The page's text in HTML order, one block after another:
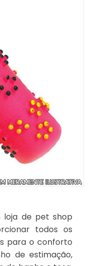
loja de pet shop
todos os
para o conforto
de estimação,